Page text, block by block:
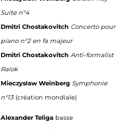
Suite n°4
Dmitri Chostakovitch Concerto pour
piano n°2 en fa majeur
Dmitri Chostakovitch Anti-formalist
Raïok
Mieczysław Weinberg Symphonie
n°13 (création mondiale)
Alexander Teliga basse